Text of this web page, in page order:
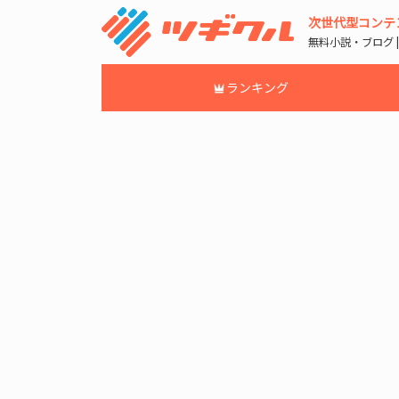
次世代型コン
無料小説・ブログ
ランキング